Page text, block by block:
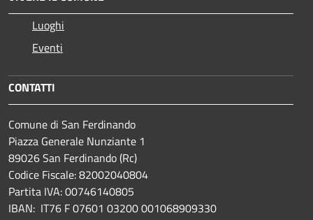
Luoghi
Eventi
CONTATTI
Comune di San Ferdinando
Piazza Generale Nunziante 1
89026 San Ferdinando (Rc)
Codice Fiscale: 82002040804
Partita IVA: 00746140805
IBAN: IT76 F 07601 03200 001068909330